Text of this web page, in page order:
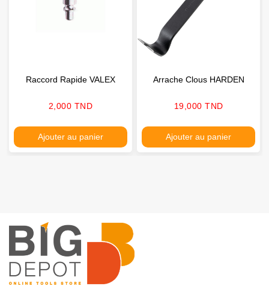
Raccord Rapide VALEX
Prix
2,000 TND
Ajouter au panier
Arrache Clous HARDEN
Prix
19,000 TND
Ajouter au panier